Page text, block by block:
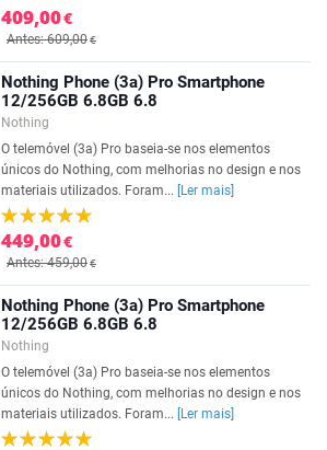
409,00€
Antes: 609,00€
Nothing Phone (3a) Pro Smartphone
12/256GB 6.8GB 6.8
Nothing
O telemóvel (3a) Pro baseia-se nos elementos
únicos do Nothing, com melhorias no design e nos
materiais utilizados. Foram...
[Ler mais]
449,00€
Antes: 459,00€
Nothing Phone (3a) Pro Smartphone
12/256GB 6.8GB 6.8
Nothing
O telemóvel (3a) Pro baseia-se nos elementos
únicos do Nothing, com melhorias no design e nos
materiais utilizados. Foram...
[Ler mais]